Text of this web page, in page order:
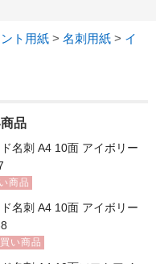
ト用紙 > 名刺用紙 > イ
品
名刺 A4 10面 アイボリー
商品
名刺 A4 10面 アイボリー
い商品